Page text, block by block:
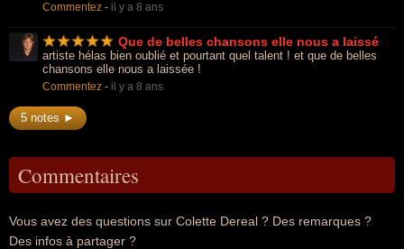
Commentez - il y a 8 ans
Que de belles chansons elle nous a laissé
artiste hélas bien oublié et pourtant quel talent ! et que de belles
chansons elle nous a laissée !
Commentez - il y a 8 ans
5 notes ►
Commentaires
Vous avez des questions sur Colette Dereal ? Des remarques ?
Des infos à partager ?